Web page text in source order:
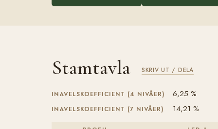
Stamtavla SKRIV UT / DELA
INAVELSKOEFFICIENT (4 NIVÅER) 6,25 %
INAVELSKOEFFICIENT (7 NIVÅER) 14,21 %